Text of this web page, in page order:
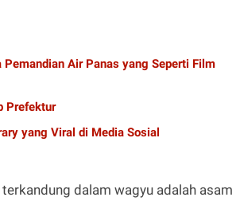
Air Panas yang Seperti Film
Prefektur
yang Viral di Media Sosial
dalam wagyu adalah asam